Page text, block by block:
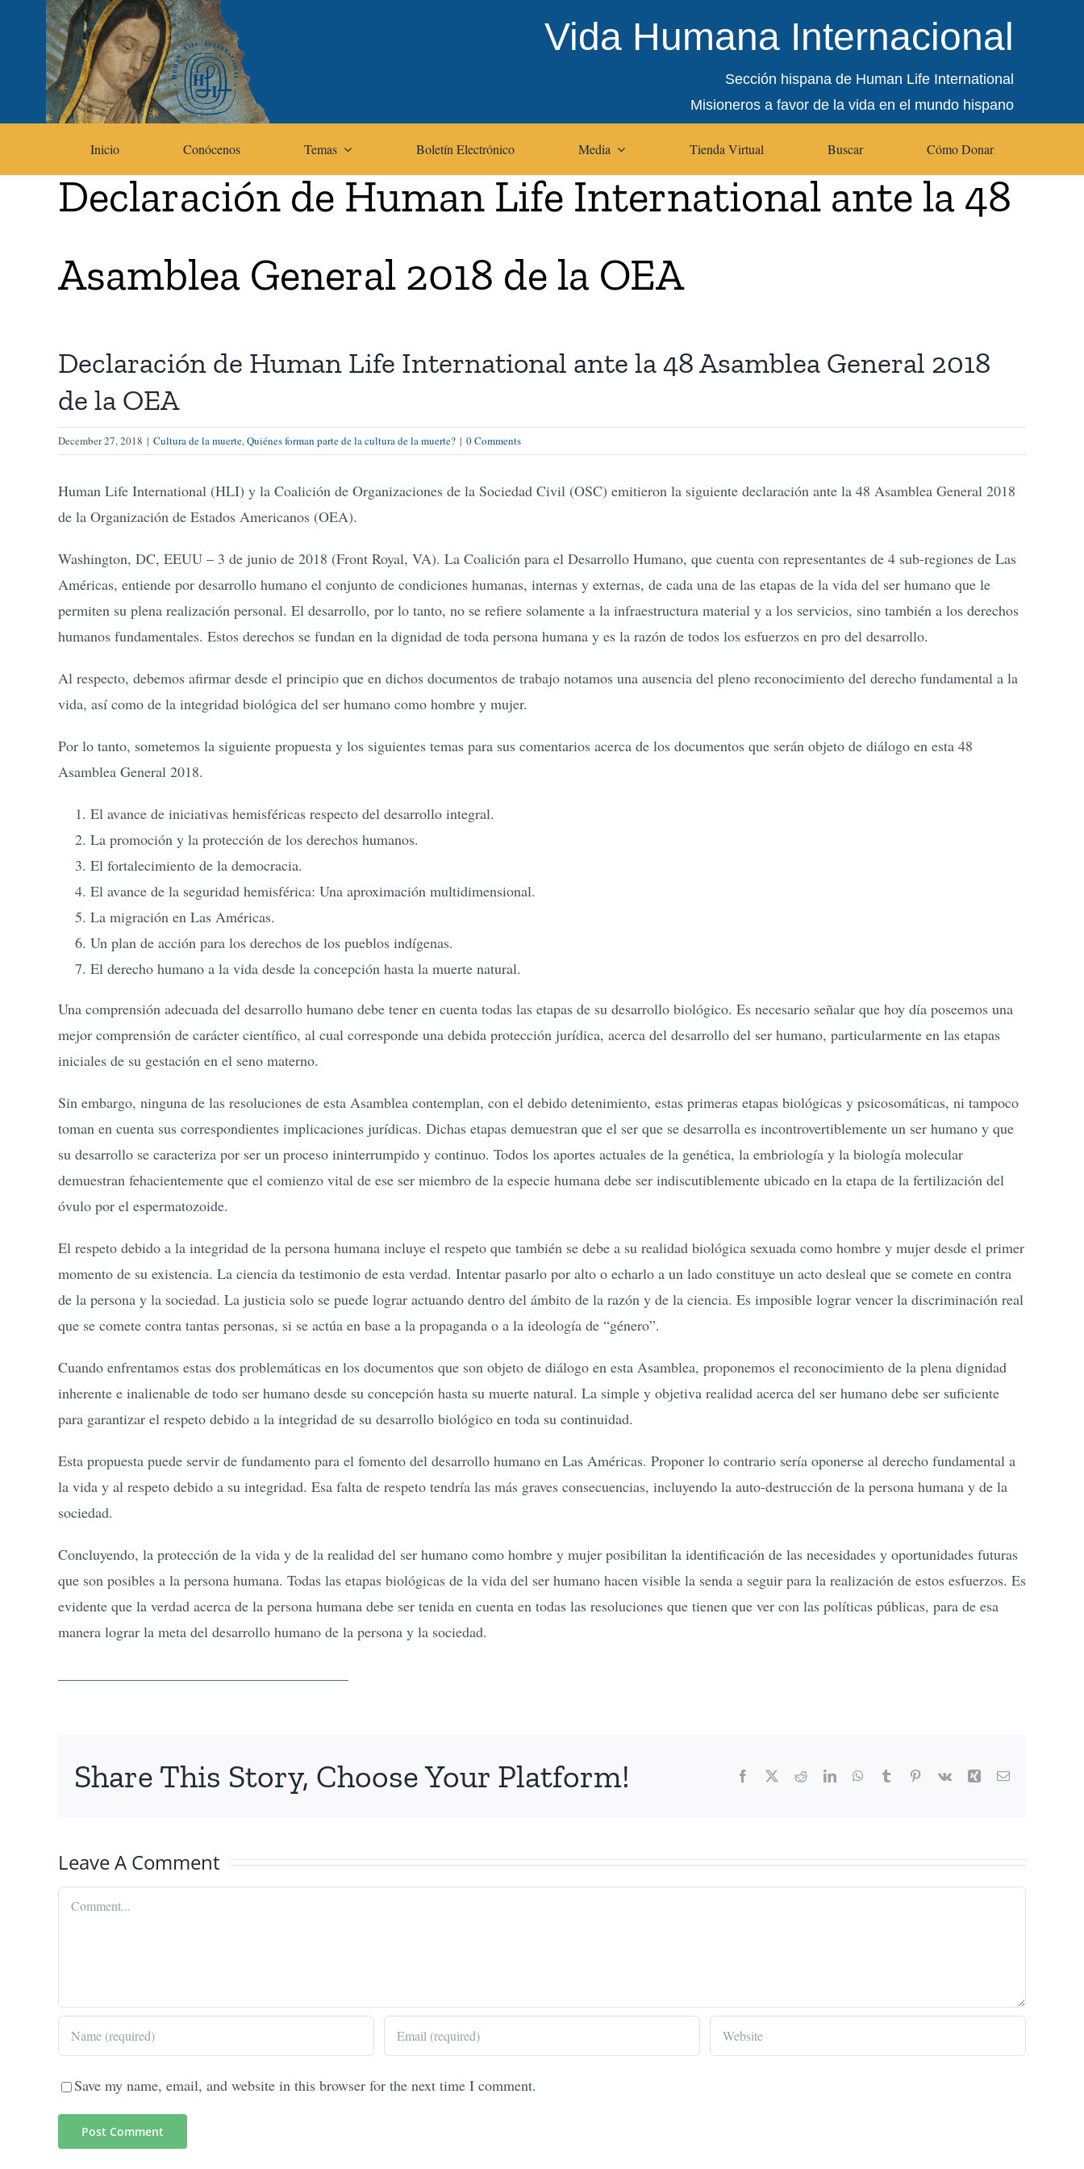
Vida Humana Internacional
Sección hispana de Human Life International
Misioneros a favor de la vida en el mundo hispano
Inicio Conócenos Temas Boletín Electrónico Media Tienda Virtual Buscar Cómo Donar
Declaración de Human Life International ante la 48
Asamblea General 2018 de la OEA
Declaración de Human Life International ante la 48 Asamblea General 2018
de la OEA
December 27, 2018 | Cultura de la muerte,Quiénes forman parte de la cultura de la muerte? | 0 Comments
Human Life International (HLI) y la Coalición de Organizaciones de la Sociedad Civil (OSC) emitieron la siguiente declaración ante la 48 Asamblea General 2018
de la Organización de Estados Americanos (OEA).
Washington, DC, EEUU – 3 de junio de 2018 (Front Royal, VA). La Coalición para el Desarrollo Humano, que cuenta con representantes de 4 sub-regiones de Las
Américas, entiende por desarrollo humano el conjunto de condiciones humanas, internas y externas, de cada una de las etapas de la vida del ser humano que le
permiten su plena realización personal. El desarrollo, por lo tanto, no se refiere solamente a la infraestructura material y a los servicios, sino también a los derechos
humanos fundamentales. Estos derechos se fundan en la dignidad de toda persona humana y es la razón de todos los esfuerzos en pro del desarrollo.
Al respecto, debemos afirmar desde el principio que en dichos documentos de trabajo notamos una ausencia del pleno reconocimiento del derecho fundamental a la
vida, así como de la integridad biológica del ser humano como hombre y mujer.
Por lo tanto, sometemos la siguiente propuesta y los siguientes temas para sus comentarios acerca de los documentos que serán objeto de diálogo en esta 48
Asamblea General 2018.
El avance de iniciativas hemisféricas respecto del desarrollo integral.
La promoción y la protección de los derechos humanos.
El fortalecimiento de la democracia.
El avance de la seguridad hemisférica: Una aproximación multidimensional.
La migración en Las Américas.
Un plan de acción para los derechos de los pueblos indígenas.
El derecho humano a la vida desde la concepción hasta la muerte natural.
Una comprensión adecuada del desarrollo humano debe tener en cuenta todas las etapas de su desarrollo biológico. Es necesario señalar que hoy día poseemos una
mejor comprensión de carácter científico, al cual corresponde una debida protección jurídica, acerca del desarrollo del ser humano, particularmente en las etapas
iniciales de su gestación en el seno materno.
Sin embargo, ninguna de las resoluciones de esta Asamblea contemplan, con el debido detenimiento, estas primeras etapas biológicas y psicosomáticas, ni tampoco
toman en cuenta sus correspondientes implicaciones jurídicas. Dichas etapas demuestran que el ser que se desarrolla es incontrovertiblemente un ser humano y que
su desarrollo se caracteriza por ser un proceso ininterrumpido y continuo. Todos los aportes actuales de la genética, la embriología y la biología molecular
demuestran fehacientemente que el comienzo vital de ese ser miembro de la especie humana debe ser indiscutiblemente ubicado en la etapa de la fertilización del
óvulo por el espermatozoide.
El respeto debido a la integridad de la persona humana incluye el respeto que también se debe a su realidad biológica sexuada como hombre y mujer desde el primer
momento de su existencia. La ciencia da testimonio de esta verdad. Intentar pasarlo por alto o echarlo a un lado constituye un acto desleal que se comete en contra
de la persona y la sociedad. La justicia solo se puede lograr actuando dentro del ámbito de la razón y de la ciencia. Es imposible lograr vencer la discriminación real
que se comete contra tantas personas, si se actúa en base a la propaganda o a la ideología de “género”.
Cuando enfrentamos estas dos problemáticas en los documentos que son objeto de diálogo en esta Asamblea, proponemos el reconocimiento de la plena dignidad
inherente e inalienable de todo ser humano desde su concepción hasta su muerte natural. La simple y objetiva realidad acerca del ser humano debe ser suficiente
para garantizar el respeto debido a la integridad de su desarrollo biológico en toda su continuidad.
Esta propuesta puede servir de fundamento para el fomento del desarrollo humano en Las Américas. Proponer lo contrario sería oponerse al derecho fundamental a
la vida y al respeto debido a su integridad. Esa falta de respeto tendría las más graves consecuencias, incluyendo la auto-destrucción de la persona humana y de la
sociedad.
Concluyendo, la protección de la vida y de la realidad del ser humano como hombre y mujer posibilitan la identificación de las necesidades y oportunidades futuras
que son posibles a la persona humana. Todas las etapas biológicas de la vida del ser humano hacen visible la senda a seguir para la realización de estos esfuerzos. Es
evidente que la verdad acerca de la persona humana debe ser tenida en cuenta en todas las resoluciones que tienen que ver con las políticas públicas, para de esa
manera lograr la meta del desarrollo humano de la persona y la sociedad.
Share This Story, Choose Your Platform! Facebook RedditLinkedInWhatsApp
Tumblr Pinterest
Vk Xing Email
Leave A Comment
Comment
Save my name, email, and website in this browser for the next time I comment.